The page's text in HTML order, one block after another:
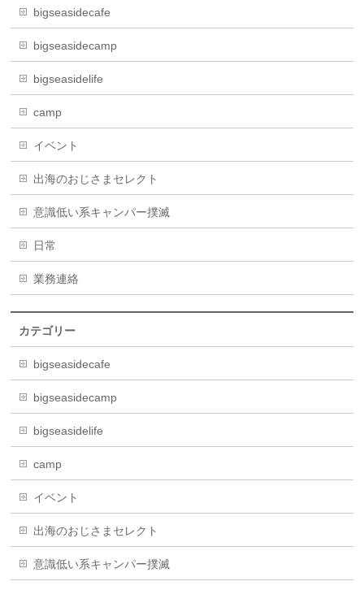
bigseasidecafe
bigseasidecamp
bigseasidelife
camp
イベント
出海のおじさまセレクト
意識低い系キャンパー撲滅
日常
業務連絡
カテゴリー
bigseasidecafe
bigseasidecamp
bigseasidelife
camp
イベント
出海のおじさまセレクト
意識低い系キャンパー撲滅